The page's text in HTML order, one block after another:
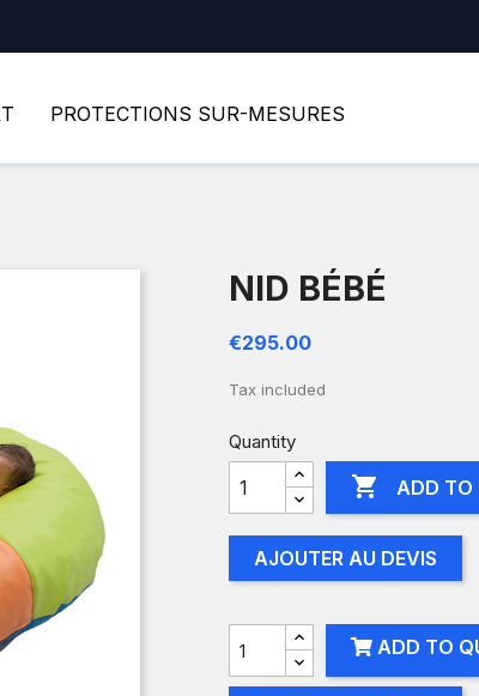
PROTECTIONS SUR-MESURES
NID BÉBÉ
€295.00
Tax included
Quantity
 ADD TO
AJOUTER AU DEVIS
ADD TO